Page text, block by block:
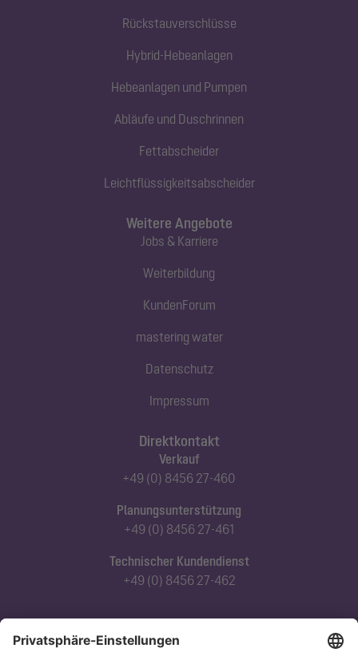
Rückstauverschlüsse
Hybrid-Hebeanlagen
Hebeanlagen und Pumpen
Abläufe und Duschrinnen
Fettabscheider
Leichtflüssigkeitsabscheider
Direktkontakt
Verkauf
+49 (0) 8456 27-460
Planungsunterstützung
+49 (0) 8456 27-461
Technischer Kundendienst
+49 (0) 8456 27-462
Abonnieren Sie unseren Newsletter
Weitere Angebote
Jobs & Karriere
Weiterbildung
KundenForum
mastering water
Datenschutz
Impressum